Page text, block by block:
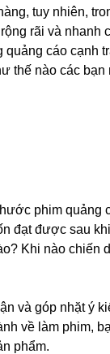
tuy nhiên,
rãi và
cáo cạnh
thế nào các bạn
phim quảng
đạt được sau
Khi nào chiến
và góp nhặt ý
về làm phim,
phẩm.